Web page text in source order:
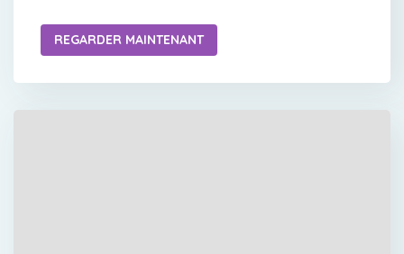
REGARDER MAINTENANT